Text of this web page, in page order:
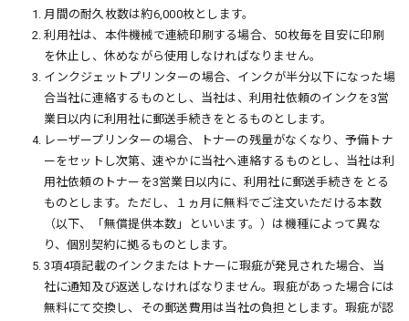
1. 月間の耐久枚数は約6,000枚とします。
2. 利用社は、本件機械で連続印刷する場合、50枚毎を目安に印刷
を休止し、休めながら使用しなければなりません。
3. インクジェットプリンターの場合、インクが半分以下になった場
合当社に連絡するものとし、当社は、利用社依頼のインクを3営
業日以内に利用社に郵送手続きをとるものとします。
4. レーザープリンターの場合、トナーの残量がなくなり、予備トナ
ーをセットし次第、速やかに当社へ連絡するものとし、当社は利
用社依頼のトナーを3営業日以内に、利用社に郵送手続きをとる
ものとします。ただし、１ヵ月に無料でご注文いただける本数
（以下、「無償提供本数」といいます。）は機種によって異な
り、個別契約に拠るものとします。
5. 3項4項記載のインクまたはトナーに瑕疵が発見された場合、当
社に通知及び返送しなければなりません。瑕疵があった場合には
無料にて交換し、その郵送費用は当社の負担とします。瑕疵が認